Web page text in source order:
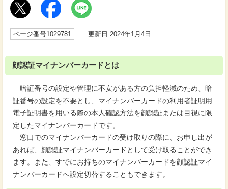
ページ番号1029781 更新日 2024年1月4日
顔認証マイナンバーカードとは
暗証番号の設定や管理に不安がある方の負担軽減のため、暗
証番号の設定を不要とし、マイナンバーカードの利用者証明用
電子証明書を用いる際の本人確認方法を顔認証または目視に限
定したマイナンバーカードです。
窓口でのマイナンバーカードの受け取りの際に、お申し出が
あれば、顔認証マイナンバーカードとして受け取ることができ
ます。また、すでにお持ちのマイナンバーカードを顔認証マイ
ナンバーカードへ設定切替することもできます。